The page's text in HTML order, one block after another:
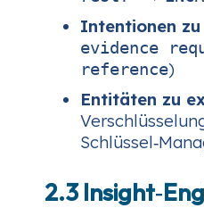
Intentionen zu
evidence
reference)
Entitäten zu
2.3